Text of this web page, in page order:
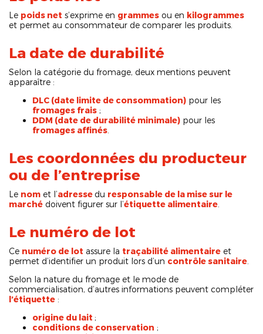
Le poids net s’exprime en grammes ou en kilogrammes
et permet au consommateur de comparer les produits.
La date de durabilité
Selon la catégorie du fromage, deux mentions peuvent
apparaître :
DLC (date limite de consommation) pour les
fromages frais ;
DDM (date de durabilité minimale) pour les
fromages affinés
Les coordonnées du producteur
ou de l’entreprise
Le nom et l’adresse du responsable de la mise sur le
marché doivent figurer sur l’étiquette alimentaire
Le numéro de lot
Ce numéro de lot assure la traçabilité alimentaire et
permet d’identifier un produit lors d’un contrôle sanitaire
Selon la nature du fromage et le mode de
commercialisation, d’autres informations peuvent compléter
l’étiquette :
origine du lait ;
conditions de conservation ;